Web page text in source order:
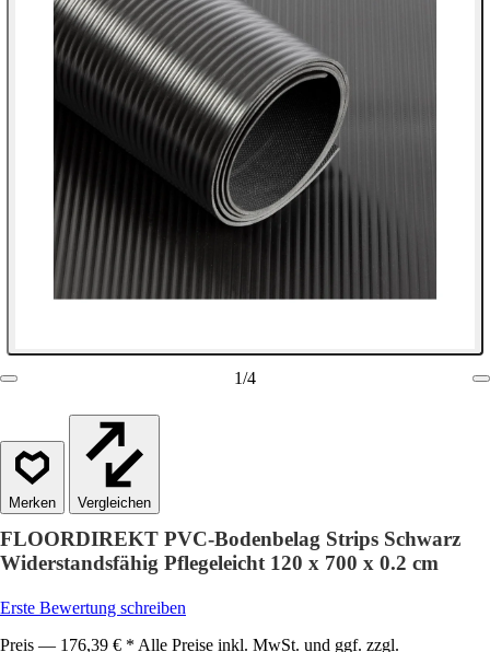
1/4
Vergleichen
FLOORDIREKT PVC-Bodenbelag Strips Schwarz
Widerstandsfähig Pflegeleicht 120 x 700 x 0.2 cm
Erste Bewertung schreiben
Preis — 176,39 € * Alle Preise inkl. MwSt. und ggf. zzgl.